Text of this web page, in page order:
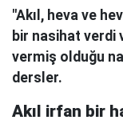
"Akıl, heva ve
bir nasihat verdi
vermiş olduğu
dersler.
Akıl irfan bir